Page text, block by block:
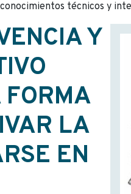
técnicos y
Y
LA
EN